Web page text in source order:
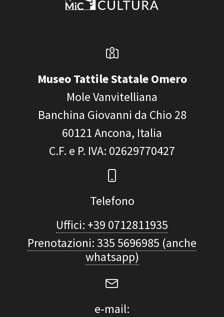
Museo Tattile Statale Omero
Mole Vanvitelliana
Banchina Giovanni da Chio 28
60121Ancona, Italia
C.F. e P. IVA: 02629770427
Telefono
Uffici: +39 0712811935
Prenotazioni: 335 5696985 (anche
whatsapp)
e-mail: